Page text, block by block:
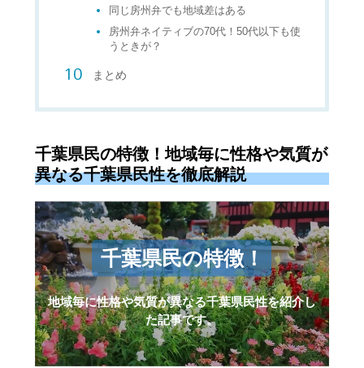
同じ房州弁でも地域差はある
房州弁ネイティブの70代！50代以下も使
うときが？
まとめ
千葉県民の特徴！地域毎に性格や気質が
異なる千葉県民性を徹底解説
千葉県民の特徴！
地域毎に性格や気質が異なる千葉県民性を紹介し
た記事です。